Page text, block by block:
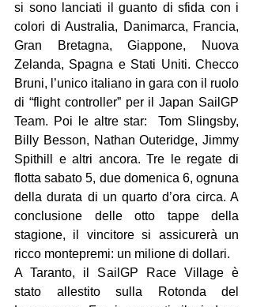
si sono lanciati il guanto di sfida con i
colori di Australia, Danimarca, Francia,
Gran Bretagna, Giappone, Nuova
Zelanda, Spagna e Stati Uniti. Checco
Bruni, l’unico italiano in gara con il ruolo
di “flight controller” per il Japan SailGP
Team. Poi le altre star:  Tom Slingsby,
Billy Besson, Nathan Outeridge, Jimmy
Spithill e altri ancora. Tre le regate di
flotta sabato 5, due domenica 6, ognuna
della durata di un quarto d’ora circa. A
conclusione delle otto tappe della
stagione, il vincitore si assicurerà un
ricco montepremi: un milione di dollari.
A Taranto, il SailGP Race Village è
stato allestito sulla Rotonda del